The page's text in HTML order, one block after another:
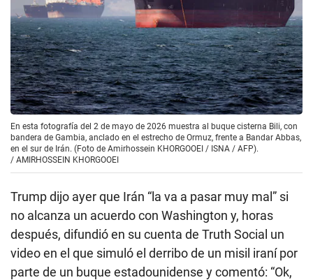
En esta fotografía del 2 de mayo de 2026 muestra al buque cisterna Bili, con
bandera de Gambia, anclado en el estrecho de Ormuz, frente a Bandar Abbas,
en el sur de Irán. (Foto de Amirhossein KHORGOOEI / ISNA / AFP).
/ AMIRHOSSEIN KHORGOOEI
Trump dijo ayer que Irán “la va a pasar muy mal” si
no alcanza un acuerdo con Washington y, horas
después, difundió en su cuenta de Truth Social un
video en el que simuló el derribo de un misil iraní por
parte de un buque estadounidense y comentó: “Ok,